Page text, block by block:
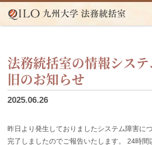
法務統括室の情報シス
旧のお知らせ
2025.06.26
昨日より発生しておりましたシステム障害に
完了しましたのでご報告いたします。 24時間